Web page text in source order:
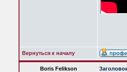
Вернуться к началу
Boris Felikson